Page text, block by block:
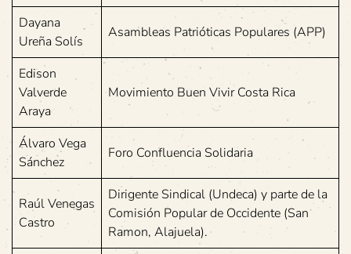
Dayana
Ureña Solís
Asambleas Patrióticas Populares (APP)
Edison
Valverde
Araya
Movimiento Buen Vivir Costa Rica
Álvaro Vega
Sánchez
Foro Confluencia Solidaria
Raúl Venegas
Castro
Dirigente Sindical (Undeca) y parte de la
Comisión Popular de Occidente (San
Ramon, Alajuela).